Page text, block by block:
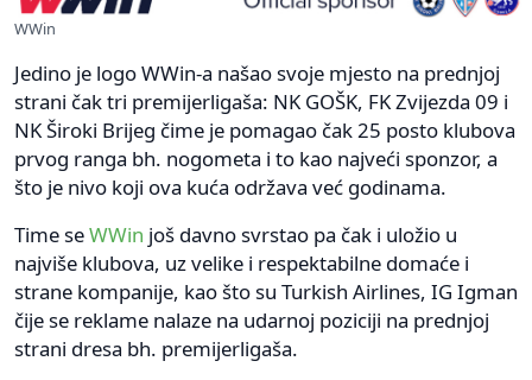
WWin
Jedino je logo WWin-a našao svoje mjesto na prednjoj
strani čak tri premijerligaša: NK GOŠK, FK Zvijezda 09 i
NK Široki Brijeg čime je pomagao čak 25 posto klubova
prvog ranga bh. nogometa i to kao najveći sponzor, a
što je nivo koji ova kuća održava već godinama.
Time seWWin još davno svrstao pa čak i uložio u
najviše klubova, uz velike i respektabilne domaće i
strane kompanije, kao što su Turkish Airlines, IG Igman
čije se reklame nalaze na udarnoj poziciji na prednjoj
strani dresa bh. premijerligaša.